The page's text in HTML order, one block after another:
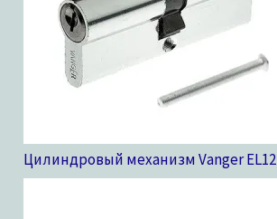
Цилиндровый механизм Vanger EL12